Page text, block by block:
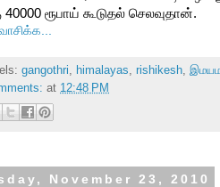
ரூபாய் கூடுதல் செலவுதான்.
gangothri, himalayas, rishikesh,
at 12:48 PM
November 23, 2010